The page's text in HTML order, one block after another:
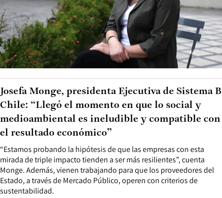
“Estamos probando la hipótesis de que las empresas con esta
mirada de triple impacto tienden a ser más resilientes”, cuenta
Monge. Además, vienen trabajando para que los proveedores del
Estado, a través de Mercado Público, operen con criterios de
sustentabilidad.
Josefa Monge, presidenta Ejecutiva de Sistema B
Chile: “Llegó el momento en que lo social y
medioambiental es ineludible y compatible con
el resultado económico”